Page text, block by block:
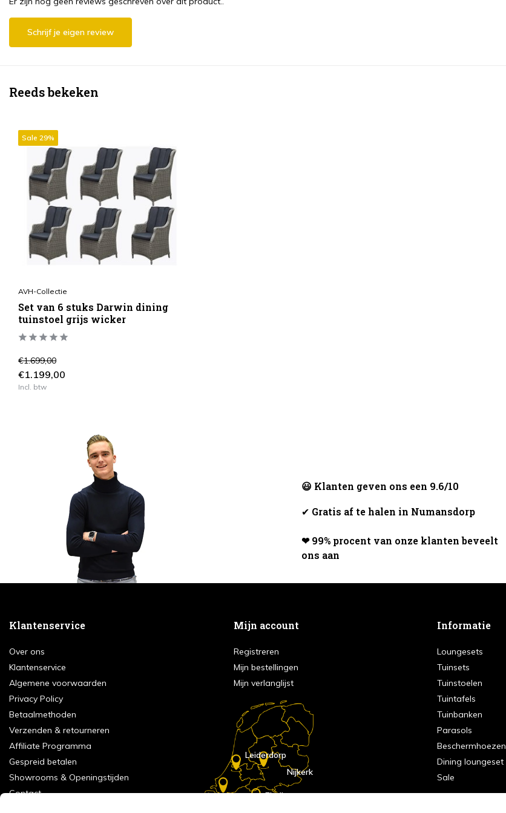
Schrijf je eigen review
Reeds bekeken
Sale 29%
AVH-Collectie
Set van 6 stuks Darwin dining
tuinstoel grijs wicker
€1.699,00
€1.199,00
Incl. btw
😃 Klanten geven ons een 9.6/10
✔ Gratis af te halen in Numansdorp
❤ 99% procent van onze klanten beveelt
ons aan
Klantenservice
Over ons
Klantenservice
Algemene voorwaarden
Privacy Policy
Betaalmethoden
Verzenden & retourneren
Affiliate Programma
Gespreid betalen
Showrooms & Openingstijden
Contact
Mijn account
Registreren
Mijn bestellingen
Mijn verlanglijst
Eindhoven
Nijkerk
Leiderdorp
Informatie
Loungesets
Tuinsets
Tuinstoelen
Tuintafels
Tuinbanken
Parasols
Beschermhoezen
Dining loungeset
Sale